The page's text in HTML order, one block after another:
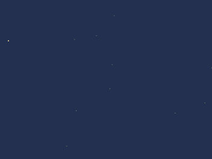
Torhoutsesteenweg 523
Oostende 8400
Chaussée de Liège 477